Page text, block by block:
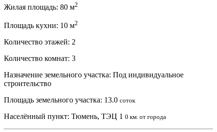
Жилая площадь: 80 м2
Площадь кухни: 10 м2
Количество этажей: 2
Количество комнат: 3
Назначение земельного участка: Под индивидуальное
строительство
Площадь земельного участка: 13.0 соток
Населённый пункт: Тюмень, ТЭЦ 1 0 км. от города